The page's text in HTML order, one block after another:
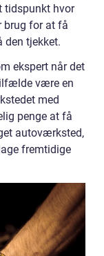
tidspunkt hvor
brug for at få
den tjekket.
ekspert når det
være en
med
penge at få
autoværksted,
fremtidige